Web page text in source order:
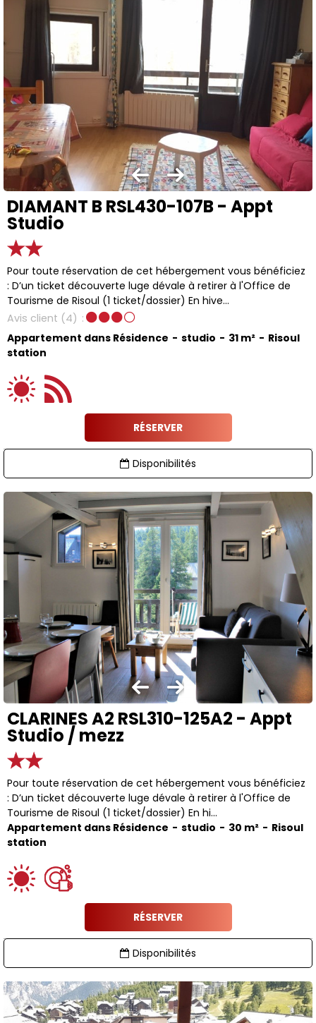
DIAMANT B RSL430-107B - Appt
Studio
Pour toute réservation de cet hébergement vous bénéficiez
: D’un ticket découverte luge dévale à retirer à l'Office de
Tourisme de Risoul (1 ticket/dossier) En hive...
Avis client (4)
Appartement dans Résidence
studio 31 m²
Risoul
station
RÉSERVER
Disponibilités
CLARINES A2 RSL310-125A2 - Appt
Studio / mezz
Pour toute réservation de cet hébergement vous bénéficiez
: D’un ticket découverte luge dévale à retirer à l'Office de
Tourisme de Risoul (1 ticket/dossier) En hi...
Appartement dans Résidence
studio 30 m²
Risoul
station
RÉSERVER
Disponibilités